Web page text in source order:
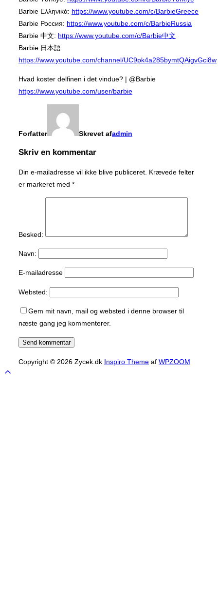
Barbie Ελληνικά: https://www.youtube.com/c/BarbieGreece
Barbie Россия: https://www.youtube.com/c/BarbieRussia
Barbie 中文: https://www.youtube.com/c/Barbie中文
Barbie 日本語:
https://www.youtube.com/channel/UC9pk4a285bymtQAigvGci8w
Hvad koster delfinen i det vindue? | @Barbie
https://www.youtube.com/user/barbie
Forfatter Skrevet afadmin
Skriv en kommentar
Din e-mailadresse vil ikke blive publiceret. Krævede felter
er markeret med *
Besked:
Navn:
E-mailadresse
Websted:
Gem mit navn, mail og websted i denne browser til
næste gang jeg kommenterer.
Copyright © 2026 Zycek.dk Inspiro Theme af WPZOOM